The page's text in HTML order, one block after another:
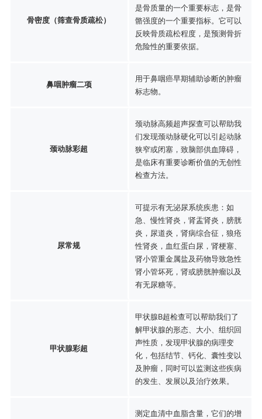
骨密度（筛查骨质疏松）
是骨质量的一个重要标志，是骨
骼强度的一个重要指标。它可以
反映骨质疏松程度，是预测骨折
危险性的重要依据。
鼻咽肿瘤二项
用于鼻咽癌早期辅助诊断的肿瘤
标志物。
颈动脉彩超
颈动脉高频超声探查可以帮助我
们发现颈动脉硬化可以引起动脉
狭窄或闭塞，致脑部供血障碍，
是临床有重要诊断价值的无创性
检查方法。
尿常规
可提示有无泌尿系统疾患：如
急、慢性肾炎，肾盂肾炎，膀胱
炎，尿道炎，肾病综合征，狼疮
性肾炎，血红蛋白尿，肾梗塞、
肾小管重金属盐及药物导致急性
肾小管坏死，肾或膀胱肿瘤以及
有无尿糖等。
甲状腺彩超
甲状腺B超检查可以帮助我们了
解甲状腺的形态、大小、组织回
声性质，发现甲状腺的病理变
化，包括结节、钙化、囊性变以
及肿瘤，同时可以监测这些疾病
的发生、发展以及治疗效果。
测定血清中血脂含量，它们的增